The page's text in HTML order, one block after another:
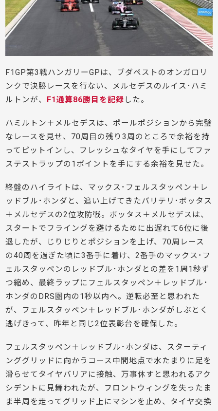
F1GP第3戦ハンガリーGPは、ブダペストのオンガロリ
ンクで決勝レースを行ない、メルセデスのルイス･ハミ
ルトンが、 F1通算86勝目を記録 した。
ハミルトン＋メルセデスは、ポールポジションから完璧
なレースを見せ、70周目の残り3周のところで余裕を持
ってピットインし、フレッシュなタイヤを手にしてファ
ステストラップの1ポイントを手にする余裕を見せた。
終盤のハイライトは、マックス･フェルスタッペン＋レ
ッドブル･ホンダと、追い上げてきたバリテリ･ボッタス
＋メルセデスの2位攻防戦。ボッタス＋メルセデスは、
スタートでフライングを避けるために出遅れて6位に後
退したが、じりじりとポジションを上げ、70周レース
の40周を過ぎた頃に3番手に着け、2番手のマックス･フ
ェルスタッペンのレッドブル･ホンダとの差を1周1秒ず
つ縮め、最終ラップにフェルスタッペン＋レッドブル･
ホンダのDRS圏内の1秒以内へ。逆転必至と思われた
が、フェルスタッペン＋レッドブル･ホンダがしぶとく
逃げきって、昨年と同じ2位表彰台を確保した。
フェルスタッペン＋レッドブル･ホンダは、スターティ
ンググリッドに向かうコース中間地点で水たまりに足を
滑らせてタイヤバリアに接触、万事休すと思われるアク
シデントに見舞われたが、フロントウィングを失ったま
ま半周を走ってグリッド上にマシンを止め、タイヤ交換